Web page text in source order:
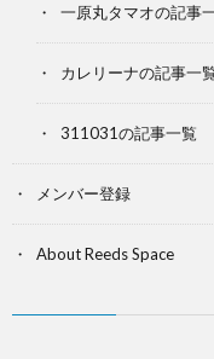
一原丸タマオの記事
カレリーナの記事一
311031の記事一覧
メンバー登録
About Reeds Space